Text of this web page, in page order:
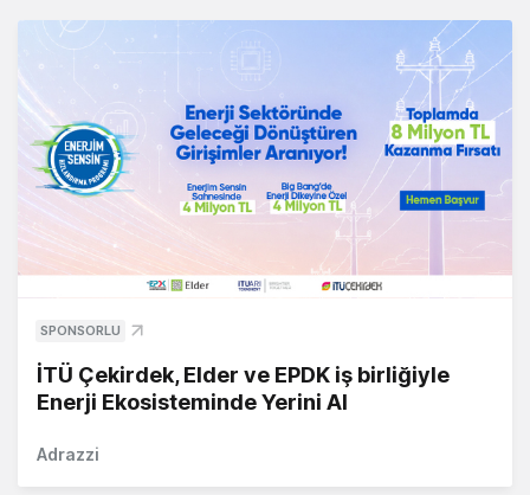
SPONSORLU
İTÜ Çekirdek, Elder ve EPDK iş birliğiyle
Enerji Ekosisteminde Yerini Al
Adrazzi